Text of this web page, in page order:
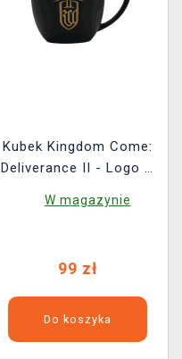
Kubek Kingdom Come:
Deliverance II - Logo &
W magazynie
99 zł
Do koszyka